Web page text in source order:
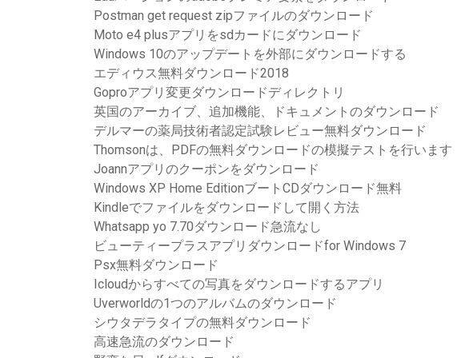
Postman get request zipファイルのダウンロード
Moto e4 plusアプリをsdカードにダウンロード
Windows 10のアップデートを外部にダウンロードする
エディウス無料ダウンロード2018
Goproアプリ変更ダウンロードディレクトリ
英国のアーカイブ、追加機能、ドキュメントのダウンロード
デルマーの薬局技術者認定試験レビュー無料ダウンロード
Thomsonは、PDFの無料ダウンロードの模擬テストを行います
Joannアプリのクーポンをダウンロード
Windows XP Home EditionブートCDダウンロード無料
Kindleでファイルをダウンロードして開く方法
Whatsapp yo 7.70ダウンロード急流なし
ビューティープラスアプリダウンロードfor Windows 7
Psx無料ダウンロード
Icloudからすべての写真をダウンロードするアプリ
Uverworldの1つのアルバムのダウンロード
シウタデラタイプの無料ダウンロード
高速急流のダウンロード